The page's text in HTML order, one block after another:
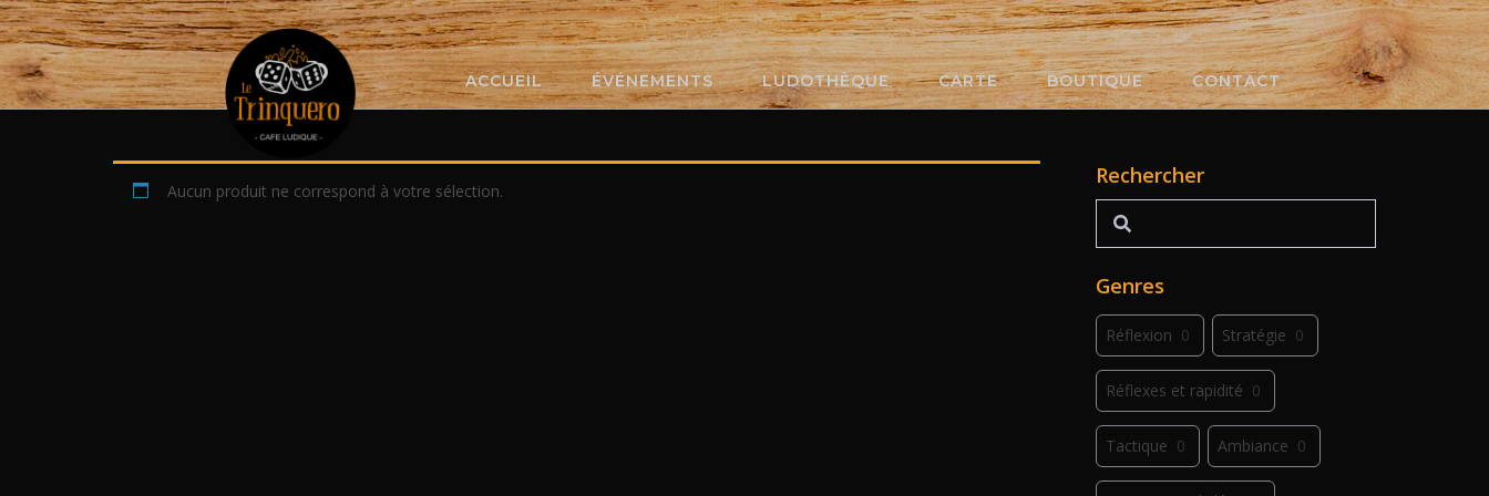
Skip
to
content
ACCUEIL ÉVÉNEMENTS LUDOTHÈQUE CARTE BOUTIQUE CONTACT
Aucun produit ne correspond à votre sélection.
Rechercher
Rechercher
Genres
Réflexion 0 Stratégie 0
Réflexes et rapidité 0
Tactique 0 Ambiance 0